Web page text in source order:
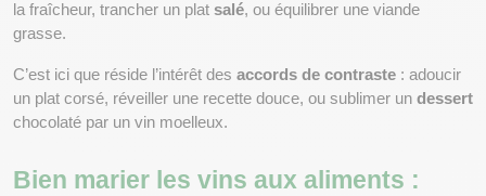
la fraîcheur, trancher un plat salé, ou équilibrer une viande
grasse.
C’est ici que réside l’intérêt des accords de contraste : adoucir
un plat corsé, réveiller une recette douce, ou sublimer un dessert
chocolaté par un vin moelleux.
Bien marier les vins aux aliments :